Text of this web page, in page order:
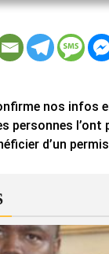
nos infos
personnes
d’un